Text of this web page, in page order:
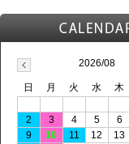
2026/08
日 月 火 水 木
2
3 4 5 6
9
10 11 12 13